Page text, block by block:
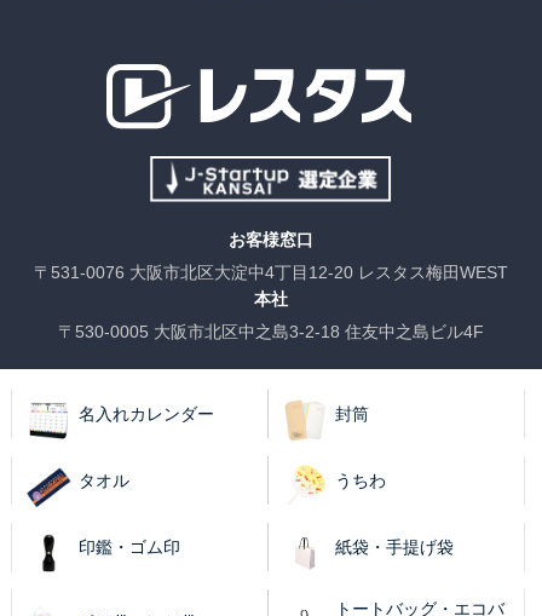
お客様窓口
〒531-0076 大阪市北区大淀中4丁目12-20 レスタス梅田WEST
本社
〒530-0005 大阪市北区中之島3-2-18 住友中之島ビル4F
名入れカレンダー 封筒
タオル うちわ
印鑑・ゴム印 紙袋・手提げ袋
トートバッグ・エコバ